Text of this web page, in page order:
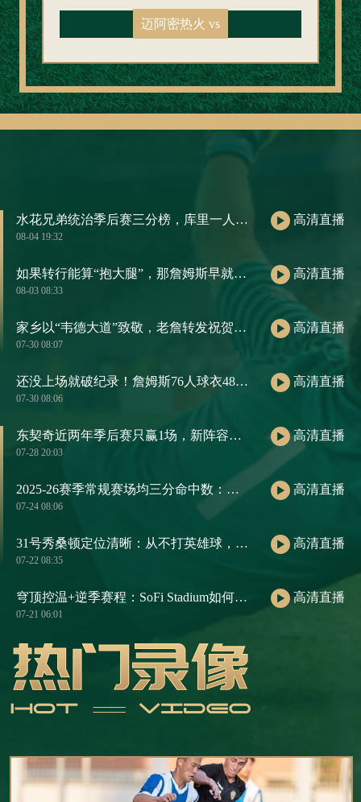
迈阿密热火 vs
水花兄弟统治季后赛三分榜，库里一人包揽前五
08-04 19:32
高清直播
如果转行能算“抱大腿”，那詹姆斯早就是职场楷模了
08-03 08:33
高清直播
家乡以“韦德大道”致敬，老詹转发祝贺：恭喜我的兄弟！
07-30 08:07
高清直播
还没上场就破纪录！詹姆斯76人球衣48小时销量，把大谷翔平都压过去了
07-30 08:06
高清直播
东契奇近两年季后赛只赢1场，新阵容若再翻车，责任得他来扛
07-28 20:03
高清直播
2025-26赛季常规赛场均三分命中数：库里断层第一
07-24 08:06
高清直播
31号秀桑顿定位清晰：从不打英雄球，天生适配火箭三核
07-22 08:35
高清直播
穹顶控温+逆季赛程：SoFi Stadium如何用气候逻辑重构2026世界杯七月赛历
07-21 06:01
高清直播